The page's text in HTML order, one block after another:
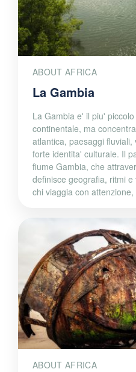
ABOUT AFRICA
La Gambia
La Gambia e' il piu'
continentale, ma
atlantica, paesaggi
forte identita' culturale. Il
fiume Gambia, che
definisce geografia, ritmi
chi viaggia con
ABOUT AFRICA